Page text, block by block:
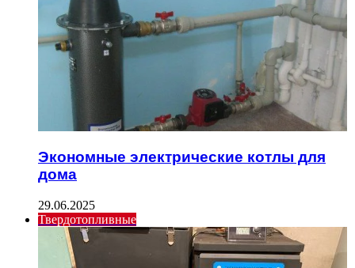
Экономные электрические котлы для
дома
29.06.2025
Твердотопливные